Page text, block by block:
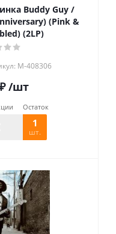
Buddy Guy /
(Pink &
(2LP)
M-408306
/шт
Остаток
1
шт.